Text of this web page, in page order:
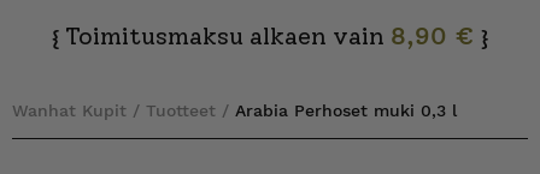
{ Toimitusmaksu alkaen vain 8,90 € }
Wanhat Kupit / Tuotteet / Arabia Perhoset muki 0,3 l